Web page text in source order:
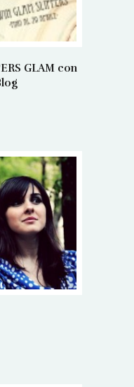
GLAM con